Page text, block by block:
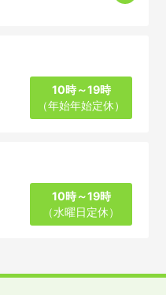
10時～19時
（年始年始定休）
10時～19時
（水曜日定休）